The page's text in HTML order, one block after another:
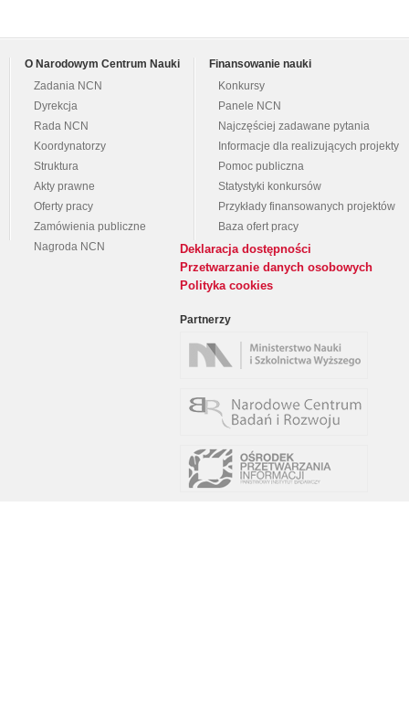
O Narodowym Centrum Nauki
Zadania NCN
Dyrekcja
Rada NCN
Koordynatorzy
Struktura
Akty prawne
Oferty pracy
Zamówienia publiczne
Nagroda NCN
Finansowanie nauki
Konkursy
Panele NCN
Najczęściej zadawane pytania
Informacje dla realizujących projekty
Pomoc publiczna
Statystyki konkursów
Przykłady finansowanych projektów
Baza ofert pracy
Deklaracja dostępności
Przetwarzanie danych osobowych
Polityka cookies
Partnerzy